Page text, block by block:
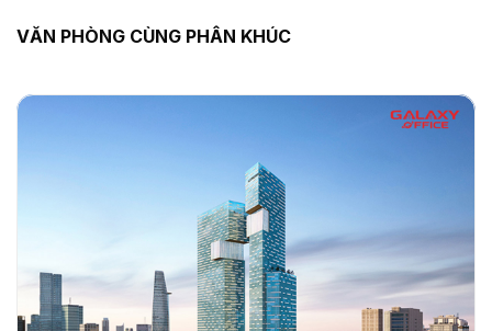
VĂN PHÒNG CÙNG PHÂN KHÚC